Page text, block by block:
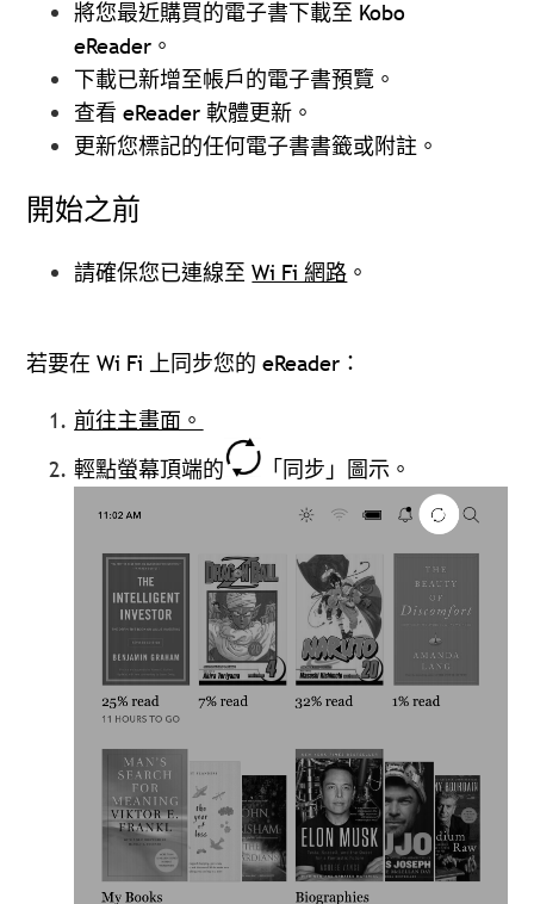
將您最近購買的電子書下載至 Kobo
eReader。
下載已新增至帳戶的電子書預覽。
查看 eReader 軟體更新。
更新您標記的任何電子書書籤或附註。
開始之前
請確保您已連線至Wi Fi 網路 。
若要在 Wi Fi 上同步您的 eReader：
前往主畫面。
輕點螢幕頂端的
「同步」圖示。